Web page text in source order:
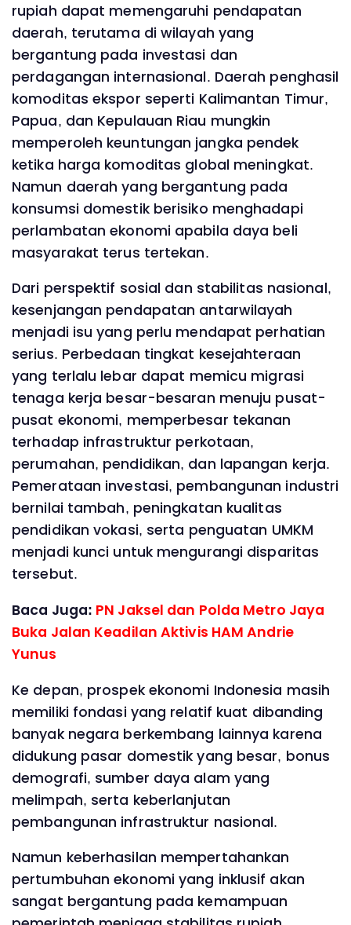
rupiah dapat memengaruhi pendapatan
daerah, terutama di wilayah yang
bergantung pada investasi dan
perdagangan internasional. Daerah penghasil
komoditas ekspor seperti Kalimantan Timur,
Papua, dan Kepulauan Riau mungkin
memperoleh keuntungan jangka pendek
ketika harga komoditas global meningkat.
Namun daerah yang bergantung pada
konsumsi domestik berisiko menghadapi
perlambatan ekonomi apabila daya beli
masyarakat terus tertekan.
Dari perspektif sosial dan stabilitas nasional,
kesenjangan pendapatan antarwilayah
menjadi isu yang perlu mendapat perhatian
serius. Perbedaan tingkat kesejahteraan
yang terlalu lebar dapat memicu migrasi
tenaga kerja besar-besaran menuju pusat-
pusat ekonomi, memperbesar tekanan
terhadap infrastruktur perkotaan,
perumahan, pendidikan, dan lapangan kerja.
Pemerataan investasi, pembangunan industri
bernilai tambah, peningkatan kualitas
pendidikan vokasi, serta penguatan UMKM
menjadi kunci untuk mengurangi disparitas
tersebut.
Baca Juga: PN Jaksel dan Polda Metro Jaya
Buka Jalan Keadilan Aktivis HAM Andrie
Yunus
Ke depan, prospek ekonomi Indonesia masih
memiliki fondasi yang relatif kuat dibanding
banyak negara berkembang lainnya karena
didukung pasar domestik yang besar, bonus
demografi, sumber daya alam yang
melimpah, serta keberlanjutan
pembangunan infrastruktur nasional.
Namun keberhasilan mempertahankan
pertumbuhan ekonomi yang inklusif akan
sangat bergantung pada kemampuan